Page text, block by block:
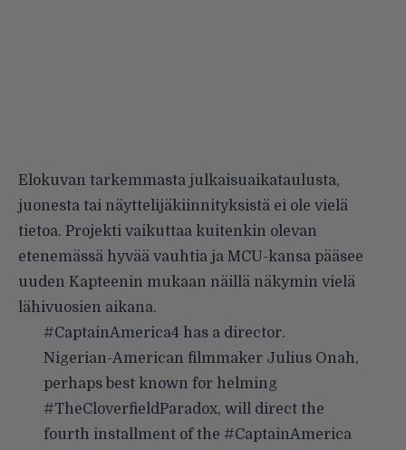
Elokuvan tarkemmasta julkaisuaikataulusta,
juonesta tai näyttelijäkiinnityksistä ei ole vielä
tietoa. Projekti vaikuttaa kuitenkin olevan
etenemässä hyvää vauhtia ja MCU-kansa pääsee
uuden Kapteenin mukaan näillä näkymin vielä
lähivuosien aikana.
#CaptainAmerica4 has a director.
Nigerian-American filmmaker Julius Onah,
perhaps best known for helming
#TheCloverfieldParadox, will direct the
fourth installment of the #CaptainAmerica